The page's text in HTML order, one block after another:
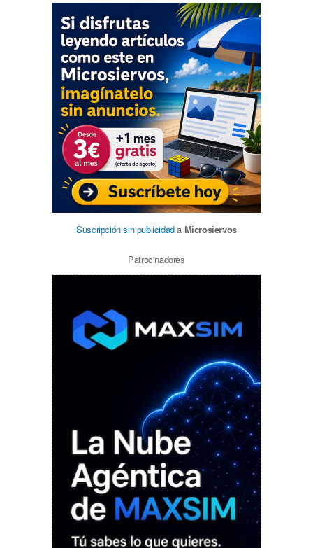
Suscripción sin publicidada Microsiervos
Patrocinadores